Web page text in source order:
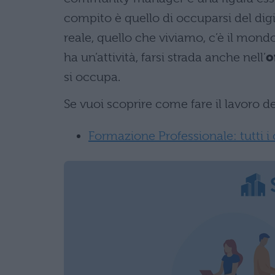
compito è quello di occuparsi del
reale, quello che viviamo, c’è il
ha un’attività, farsi strada anche nell’
si occupa.
Se vuoi scoprire come fare il lavoro
Formazione Professionale: tutti i